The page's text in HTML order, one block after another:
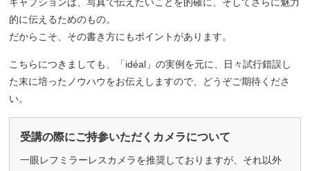
キャプションは、写真で伝えたいことを的確に、そしてさらに魅力
的に伝えるためのもの。
だからこそ、その書き方にもポイントがあります。
こちらにつきましても、「idéal」の実例を元に、日々試行錯誤し
た末に培ったノウハウをお伝えしますので、どうぞご期待くださ
い。
受講の際にご持参いただくカメラについて
一眼レフミラーレスカメラを推奨しておりますが、それ以外